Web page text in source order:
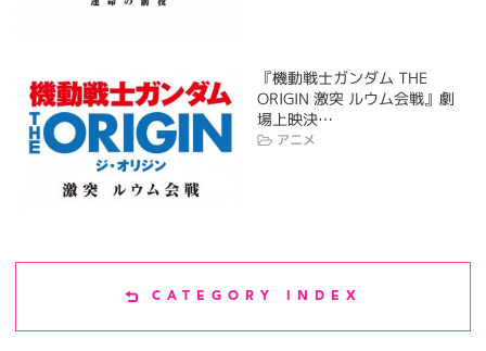
『機動戦士ガンダム THE
ORIGIN 激突 ルウム会戦』劇
場上映決…
アニメ
CATEGORY INDEX